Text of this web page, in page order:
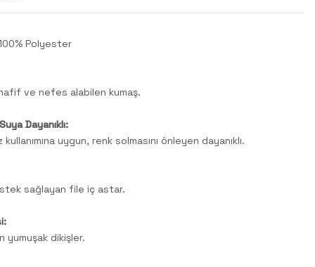
Polyester
ve nefes alabilen kumaş.
Dayanıklı:
uygun, renk solmasını önleyen dayanıklı.
sağlayan file iç astar.
yumuşak dikişler.